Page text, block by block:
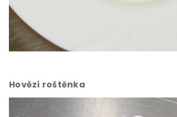
Hovězí roštěnka